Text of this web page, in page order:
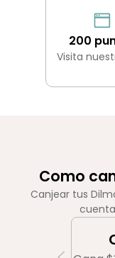
200
Visita
Como
Canjear tus